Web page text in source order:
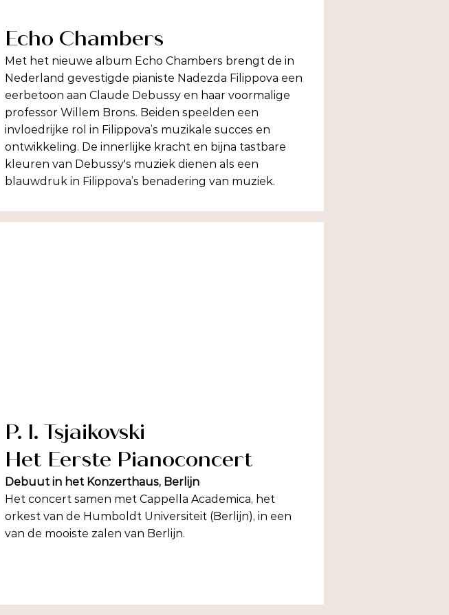
Echo Chambers
Met het nieuwe album Echo Chambers brengt de in
Nederland gevestigde pianiste Nadezda Filippova een
eerbetoon aan Claude Debussy en haar voormalige
professor Willem Brons. Beiden speelden een
invloedrijke rol in Filippova’s muzikale succes en
ontwikkeling. De innerlijke kracht en bijna tastbare
kleuren van Debussy's muziek dienen als een
blauwdruk in Filippova’s benadering van muziek.
P. I. Tsjaikovski
Het Eerste Pianoconcert
Debuut in het Konzerthaus, Berlijn
Het concert samen met Cappella Academica, het
orkest van de Humboldt Universiteit (Berlijn), in een
van de mooiste zalen van Berlijn.